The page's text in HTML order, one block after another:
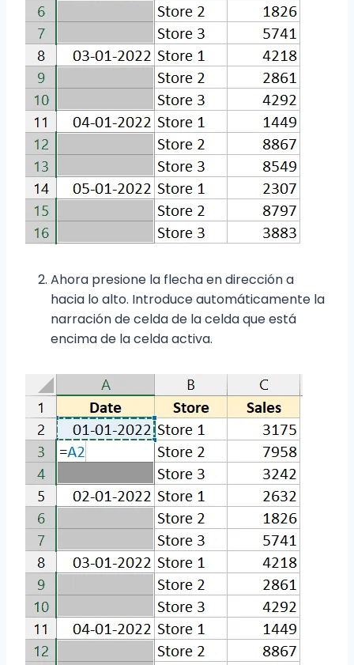
Ahora presione la flecha en dirección a
hacia lo alto. Introduce automáticamente la
narración de celda de la celda que está
encima de la celda activa.